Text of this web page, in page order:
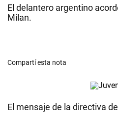
El delantero argentino
Milan.
Compartí esta nota
El mensaje de la directiva